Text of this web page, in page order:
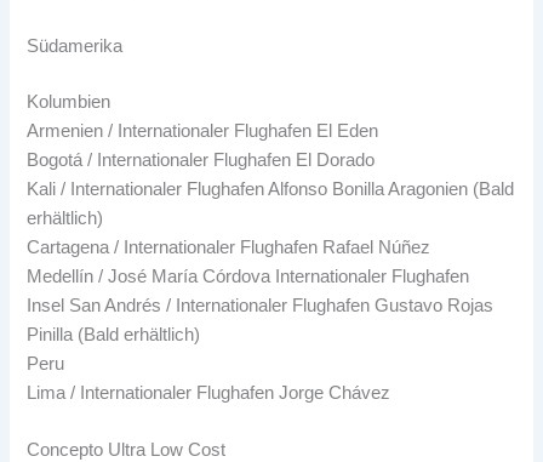
Südamerika
Kolumbien
Armenien / Internationaler Flughafen El Eden
Bogotá / Internationaler Flughafen El Dorado
Kali / Internationaler Flughafen Alfonso Bonilla Aragonien (Bald
erhältlich)
Cartagena / Internationaler Flughafen Rafael Núñez
Medellín / José María Córdova Internationaler Flughafen
Insel San Andrés / Internationaler Flughafen Gustavo Rojas
Pinilla (Bald erhältlich)
Peru
Lima / Internationaler Flughafen Jorge Chávez
Concepto Ultra Low Cost